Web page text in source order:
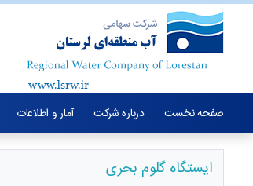
صفحه نخست درباره شرکت آمار و اطلاعات
ایستگاه گلوم بحری